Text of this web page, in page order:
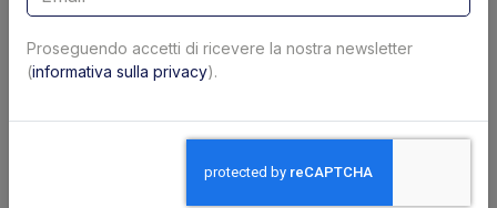
Proseguendo accetti di ricevere la nostra newsletter
(informativa sulla privacy).